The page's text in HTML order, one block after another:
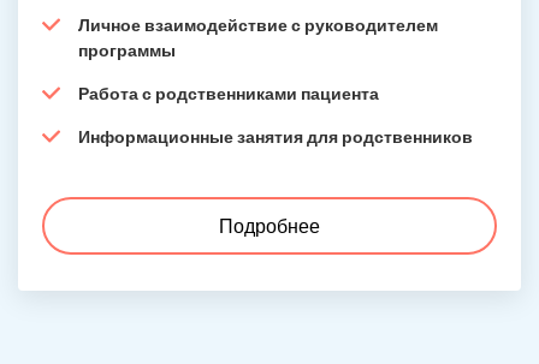
Личное взаимодействие с руководителем
программы
Работа с родственниками пациента
Информационные занятия для родственников
Подробнее